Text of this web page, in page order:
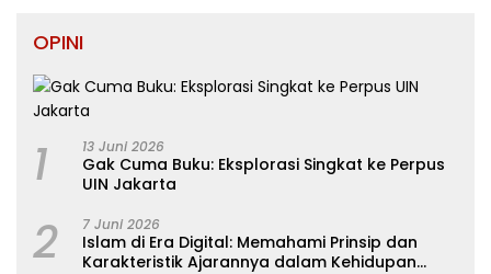
OPINI
1 13 Juni 2026
Gak Cuma Buku: Eksplorasi Singkat ke Perpus
UIN Jakarta
2 7 Juni 2026
Islam di Era Digital: Memahami Prinsip dan
Karakteristik Ajarannya dalam Kehidupan